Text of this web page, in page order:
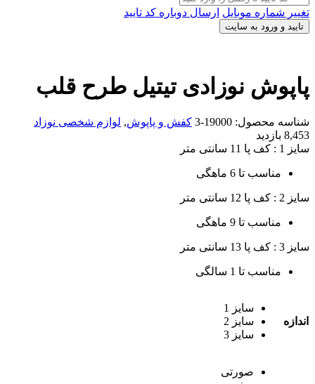
تغییر شماره موبایل ارسال دوباره کد تایید
تایید و ورود به سایت
پاپوش نوزادی تیتیل طرح قلب
شناسه محصول: 19000-3 کفش و پاپوش, لوازم شخصی نوزاد
8,453 بازدید
سایز 1 : کف پا 11 سانتی متر
مناسب تا 6 ماهگی
سایز 2 : کف پا 12 سانتی متر
مناسب تا 9 ماهگی
سایز 3 : کف پا 13 سانتی متر
مناسب تا 1 سالگی
اندازه
سایز 1
سایز 2
سایز 3
صورتی